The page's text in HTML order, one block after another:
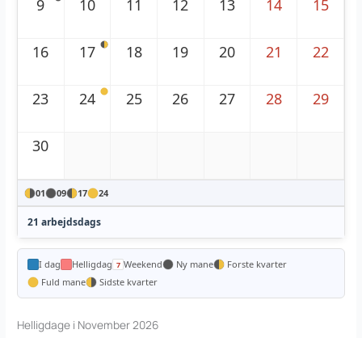
9 10 11 12 13 14 15
16 17 18 19 20 21 22
23 24 25 26 27 28 29
30
01 09 17 24
21 arbejdsdags
I dag Helligdag Weekend Ny mane
Forste kvarter
Fuld mane
Sidste kvarter
Helligdage i November 2026